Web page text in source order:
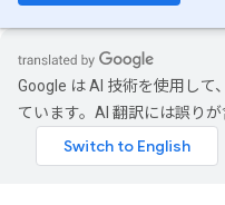
Google は AI 技術を使用して
ています。AI 翻訳には誤り